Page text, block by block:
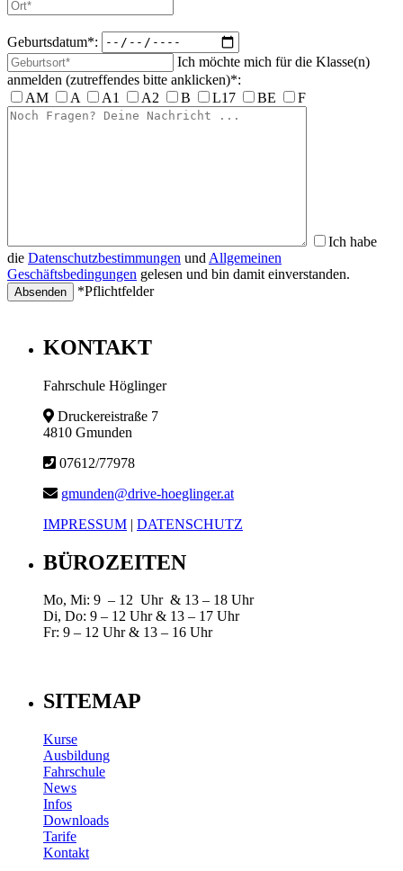
Geburtsdatum*:
Ich möchte mich für die Klasse(n)
anmelden (zutreffendes bitte anklicken)*:
AM
A A1 A2 B L17 BE F
Ich habe
die Datenschutzbestimmungen und Allgemeinen
Geschäftsbedingungen gelesen und bin damit einverstanden.
*Pflichtfelder
KONTAKT
Fahrschule Höglinger
Druckereistraße 7
4810 Gmunden
07612/77978
gmunden@drive-hoeglinger.at
IMPRESSUM | DATENSCHUTZ
BÜROZEITEN
Mo, Mi: 9 – 12 Uhr & 13 – 18 Uhr
Di, Do: 9 – 12 Uhr & 13 – 17 Uhr
Fr: 9 – 12 Uhr & 13 – 16 Uhr
SITEMAP
Kurse
Ausbildung
Fahrschule
News
Infos
Downloads
Tarife
Kontakt